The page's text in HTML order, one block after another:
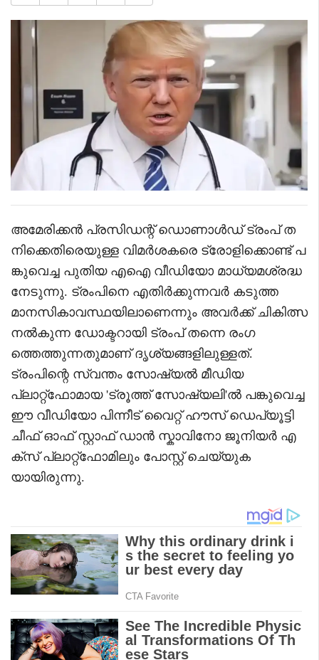
അമേരിക്കൻ പ്രസിഡന്റ് ഡൊണാൾഡ് ട്രംപ് ത
നിക്കെതിരെയുള്ള വിമർശകരെ ട്രോളിക്കൊണ്ട് പ
ങ്കുവെച്ച പുതിയ എഐ വീഡിയോ മാധ്യമശ്രദ്ധ
നേടുന്നു. ട്രംപിനെ എതിർക്കുന്നവർ കടുത്ത
മാനസികാവസ്ഥയിലാണെന്നും അവർക്ക് ചികിത്സ
നൽകുന്ന ഡോക്ടറായി ട്രംപ് തന്നെ രംഗ
ത്തെത്തുന്നതുമാണ് ദൃശ്യങ്ങളിലുള്ളത്.
ട്രംപിന്റെ സ്വന്തം സോഷ്യൽ മീഡിയ
പ്ലാറ്റ്‌ഫോമായ 'ട്രൂത്ത് സോഷ്യലി'ൽ പങ്കുവെച്ച
ഈ വീഡിയോ പിന്നീട് വൈറ്റ് ഹൗസ് ഡെപ്യൂട്ടി
ചീഫ് ഓഫ് സ്റ്റാഫ് ഡാൻ സ്കാവിനോ ജൂനിയർ എ
ക്സ് പ്ലാറ്റ്‌ഫോമിലും പോസ്റ്റ് ചെയ്യുക
യായിരുന്നു.